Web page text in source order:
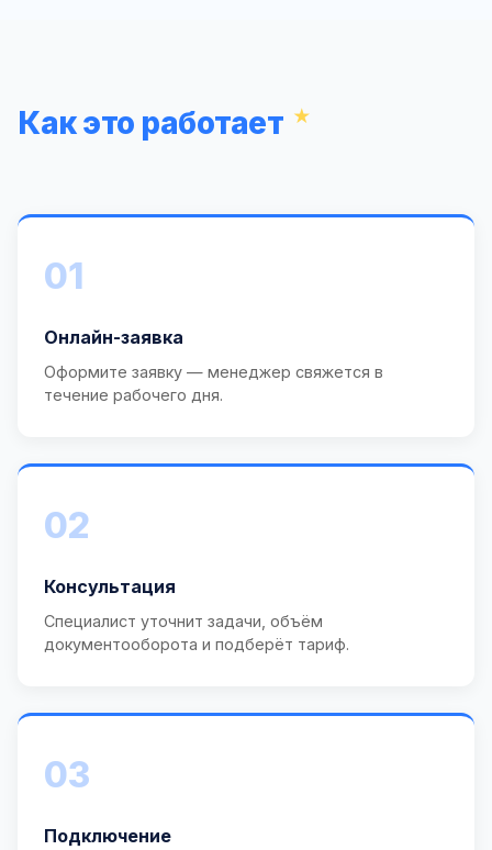
Как это работает
01
Онлайн-заявка
Оформите заявку — менеджер свяжется в
течение рабочего дня.
02
Консультация
Специалист уточнит задачи, объём
документооборота и подберёт тариф.
03
Подключение